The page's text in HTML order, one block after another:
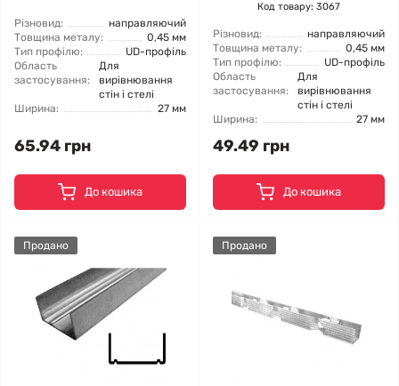
Різновид:
направляючий
Товщина металу:
0,45 мм
Тип профілю:
UD-профіль
Область
застосування:
Для
вирівнювання
стін і стелі
Ширина:
27 мм
65.94 грн
До кошика
Код товару: 3067
Різновид:
направляючий
Товщина металу:
0,45 мм
Тип профілю:
UD-профіль
Область
застосування:
Для
вирівнювання
стін і стелі
Ширина:
27 мм
49.49 грн
До кошика
Продано Продано